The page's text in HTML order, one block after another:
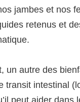
jambes et nos
retenus et
un autre des
intestinal
peut aider dans